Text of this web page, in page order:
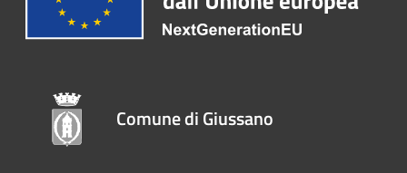
Comune di Giussano